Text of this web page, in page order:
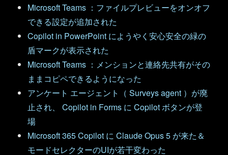
Microsoft Teams ：ファイルプレビューをオンオフ
できる設定が追加された
Copilot in PowerPoint にようやく安心安全の緑の
盾マークが表示された
Microsoft Teams ：メンションと連絡先共有がその
ままコピペできるようになった
アンケート エージェント（ Surveys agent ）が廃
止され、 Copilot in Forms に Copilot ボタンが登
場
Microsoft 365 Copilot に Claude Opus 5 が来た＆
モードセレクターのUIが若干変わった